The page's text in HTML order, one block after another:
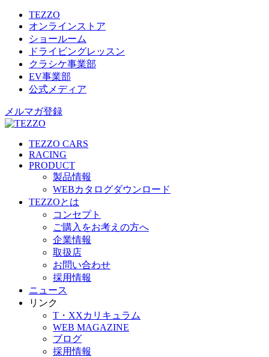
TEZZO
オンラインストア
ショールーム
ドライビングレッスン
クラシケ事業部
EV事業部
公式メディア
メルマガ登録
TEZZO CARS
RACING
PRODUCT
製品情報
WEBカタログダウンロード
TEZZOとは
コンセプト
ご購入をお考えの方へ
企業情報
取扱店
お問い合わせ
採用情報
ニュース
リンク
T・XXカリキュラム
WEB MAGAZINE
ブログ
採用情報